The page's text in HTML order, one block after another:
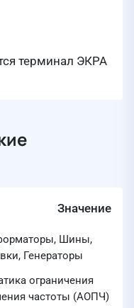
терминал ЭКРА
Значение
Шины,
Генераторы
ограничения
частоты (АОПЧ)